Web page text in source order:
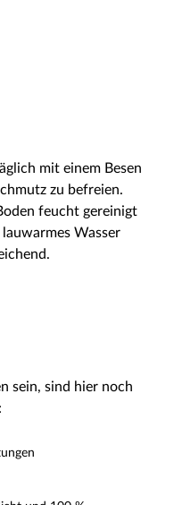
mit einem Besen
zu befreien.
feucht gereinigt
Wasser
sein, sind hier noch